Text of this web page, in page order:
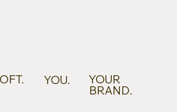
YOU. YOUR
BRAND.